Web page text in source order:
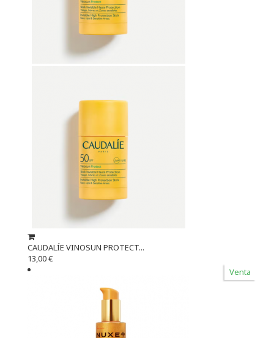
CAUDALÍE VINOSUN PROTECT...
13,00 €
Venta